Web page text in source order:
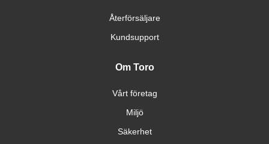
Återförsäljare
Kundsupport
Om Toro
Vårt företag
Miljö
Säkerhet